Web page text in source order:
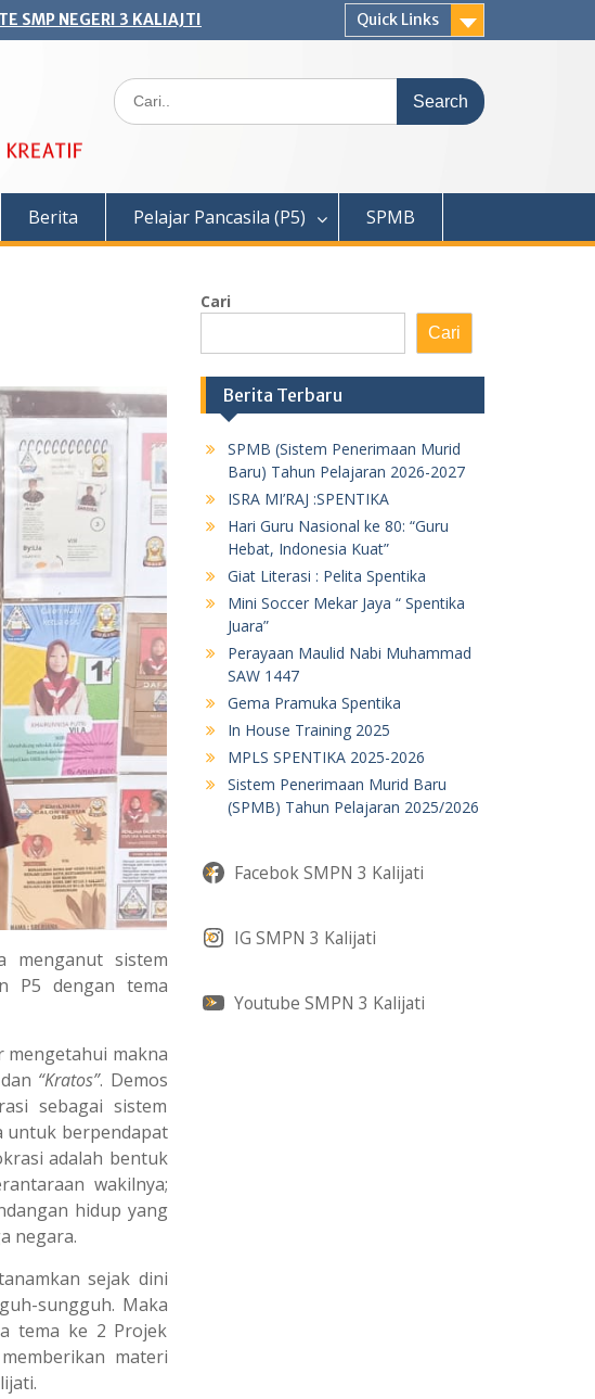
SMP NEGERI 3 KALIAJTI Quick Links
Search
for:
Berita Pelajar Pancasila (P5) SPMB
menganut sistem
P5 dengan tema
mengetahui makna
“Kratos”. Demos
sebagai sistem
untuk berpendapat
adalah bentuk
wakilnya;
hidup yang
negara.
sejak dini
sungguh. Maka
tema ke 2 Projek
materi
Cari
Cari
Berita Terbaru
SPMB (Sistem Penerimaan Murid
Baru) Tahun Pelajaran 2026-2027
ISRA MI’RAJ :SPENTIKA
Hari Guru Nasional ke 80: “Guru
Hebat, Indonesia Kuat”
Giat Literasi : Pelita Spentika
Mini Soccer Mekar Jaya “ Spentika
Juara”
Perayaan Maulid Nabi Muhammad
SAW 1447
Gema Pramuka Spentika
In House Training 2025
MPLS SPENTIKA 2025-2026
Sistem Penerimaan Murid Baru
(SPMB) Tahun Pelajaran 2025/2026
Facebok SMPN 3 Kalijati
IG SMPN 3 Kalijati
Youtube SMPN 3 Kalijati